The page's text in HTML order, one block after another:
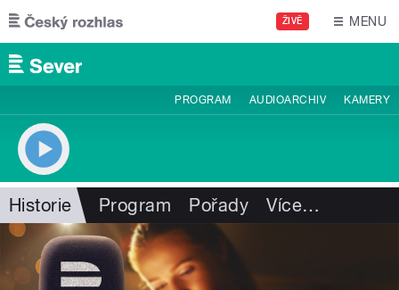
Přejít k hlavnímu obsahu
ŽIVĚ MENU
PROGRAM AUDIOARCHIV KAMERY
Historie Program Pořady Více…